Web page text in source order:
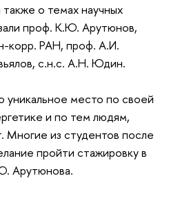
о темах научных
проф. К.Ю. Арутюнов,
корр. РАН, проф. А.И.
с.н.с. А.Н. Юдин.
место по своей
и по тем людям,
Многие из студентов после
пройти стажировку в
Арутюнова.